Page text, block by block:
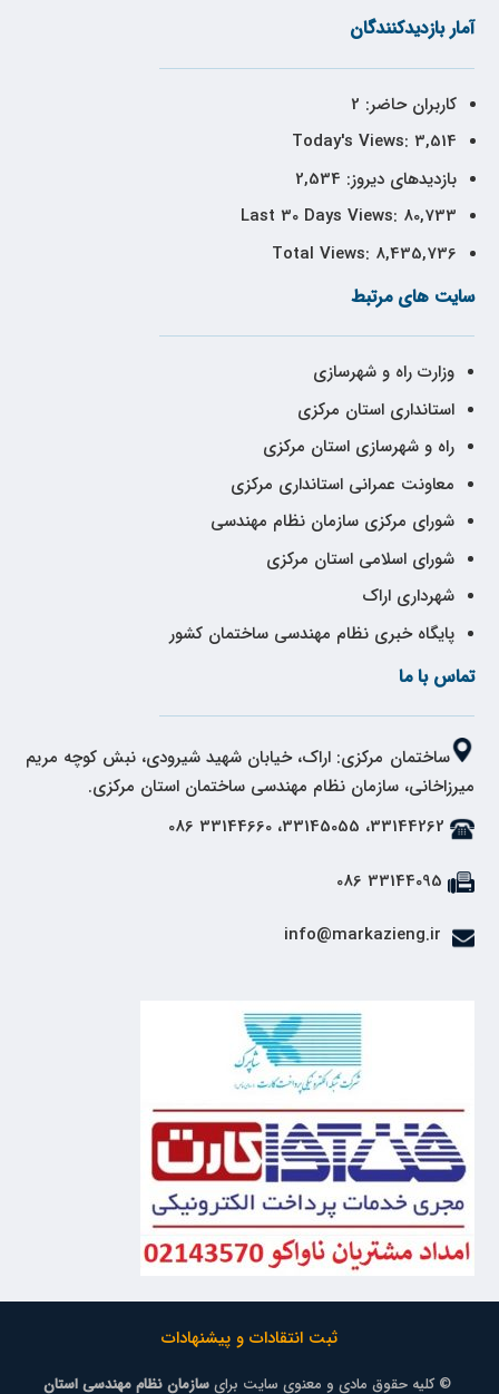
آمار بازدیدکنندگان
کاربران حاضر: 2
Today's Views: 3,514
بازدیدهای دیروز: 2,534
Last 30 Days Views: 80,733
Total Views: 8,435,736
سایت های مرتبط
وزارت راه و شهرسازی
استانداری استان مرکزی
راه و شهرسازی استان مرکزی
معاونت عمرانی استانداری مرکزی
شورای مرکزی سازمان نظام مهندسی
شورای اسلامی استان مرکزی
شهرداری اراک
پایگاه خبری نظام مهندسی ساختمان کشور
تماس با ما
ساختمان مرکزی: اراک، خیابان شهید شیرودی، نبش کوچه مریم
میرزاخانی، سازمان نظام مهندسی ساختمان استان مرکزی.
33144262، 33145055، 33144660 086
33144095 086
ثبت انتقادات و پیشنهادات
© کلیه حقوق مادی و معنوی سایت برایسازمان نظام مهندسی استان